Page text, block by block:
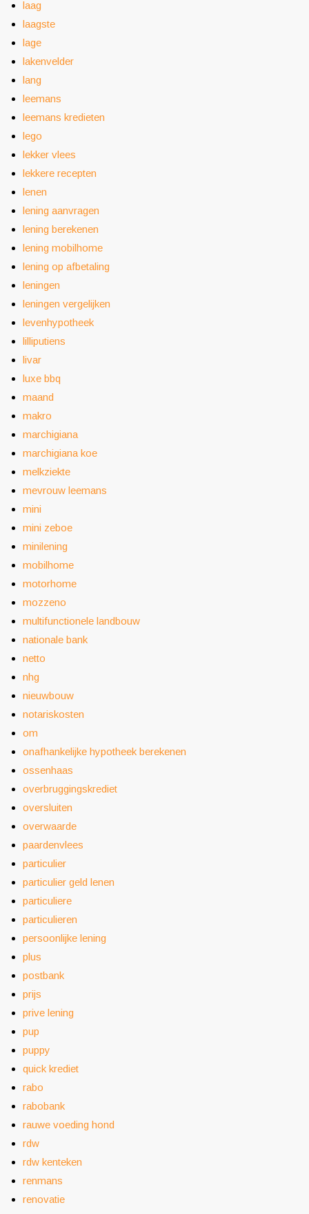
laag
laagste
lage
lakenvelder
lang
leemans
leemans kredieten
lego
lekker vlees
lekkere recepten
lenen
lening aanvragen
lening berekenen
lening mobilhome
lening op afbetaling
leningen
leningen vergelijken
levenhypotheek
lilliputiens
livar
luxe bbq
maand
makro
marchigiana
marchigiana koe
melkziekte
mevrouw leemans
mini
mini zeboe
minilening
mobilhome
motorhome
mozzeno
multifunctionele landbouw
nationale bank
netto
nhg
nieuwbouw
notariskosten
om
onafhankelijke hypotheek berekenen
ossenhaas
overbruggingskrediet
oversluiten
overwaarde
paardenvlees
particulier
particulier geld lenen
particuliere
particulieren
persoonlijke lening
plus
postbank
prijs
prive lening
pup
puppy
quick krediet
rabo
rabobank
rauwe voeding hond
rdw
rdw kenteken
renmans
renovatie